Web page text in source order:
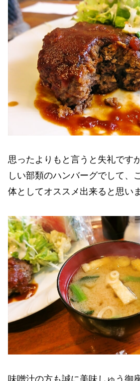
思ったよりもと言うと失礼です
しい部類のハンバーグでして、
体としてオススメ出来ると思い
味噌汁の方も誠に美味しゅう御